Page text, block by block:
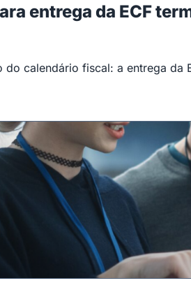
entrega da ECF
calendário fiscal: a entrega